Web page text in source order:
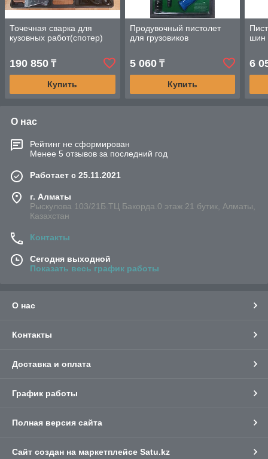
Точечная сварка для
кузовных работ(спотер)
190 850 ₸
Купить
Продувочный пистолет
для грузовиков
5 060₸
Купить
шин
6
О нас
Рейтинг не сформирован
Менее 5 отзывов за последний год
Работает с 25.11.2021
г. Алматы
Рыскулова 103/21Б.ТЦ Бакорда.0 этаж 21 бутик, Алматы,
Казахстан
Контакты
Сегодня выходной
Показать весь график работы
О нас
Контакты
Доставка и оплата
График работы
Полная версия сайта
Сайт создан на маркетплейсе Satu.kz